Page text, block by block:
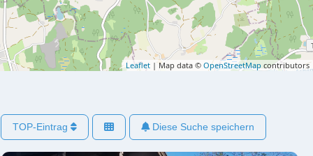
Leaflet | Map data © OpenStreetMap contributors
TOP-Eintrag Diese Suche speichern